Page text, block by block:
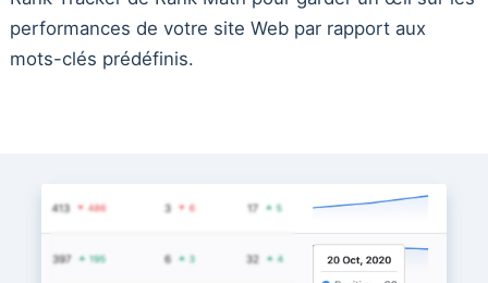
performances de votre site Web par rapport aux
mots-clés prédéfinis.